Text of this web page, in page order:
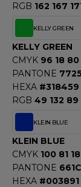
RGB 162 167
KELLY GREEN
KELLY GREEN
CMYK 96 18 80
PANTONE
HEXA #318459
RGB 49 132 89
KLEIN BLUE
KLEIN BLUE
CMYK 100 81
PANTONE 661C
HEXA #003891